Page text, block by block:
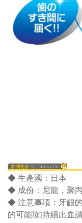
◆ 生產國：日本
◆ 成份：尼龍，聚
◆ 注意事項：牙齦
的可能!如持續出血